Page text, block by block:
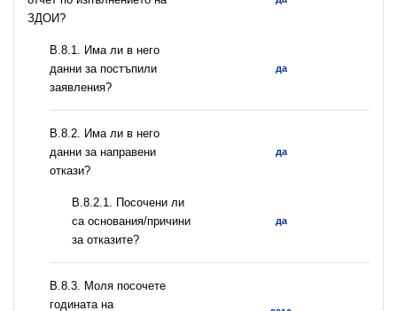
ЗДОИ?
В.8.1. Има ли в него
данни за постъпили
заявления?
да
В.8.2. Има ли в него
данни за направени
откази?
да
В.8.2.1. Посочени ли
са основания/причини
за отказите?
да
В.8.3. Моля посочете
годината на